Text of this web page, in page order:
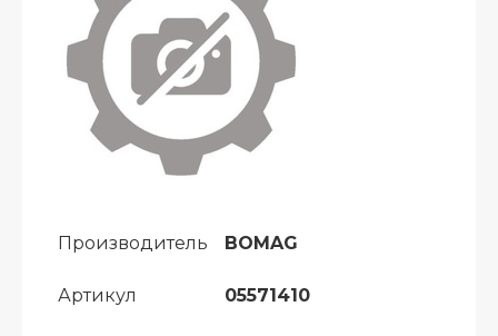
Производитель BOMAG
Артикул 05571410